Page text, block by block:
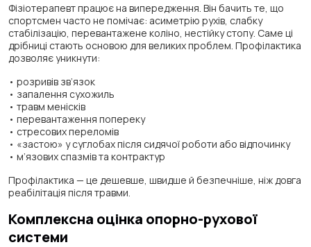
Фізіотерапевт працює на випередження. Він бачить те, що
спортсмен часто не помічає: асиметрію рухів, слабку
стабілізацію, перевантажене коліно, нестійку стопу. Саме ці
дрібниці стають основою для великих проблем. Профілактика
дозволяє уникнути:
• розривів зв’язок
• запалення сухожиль
• травм менісків
• перевантаження попереку
• стресових переломів
• «застою» у суглобах після сидячої роботи або відпочинку
• м’язових спазмів та контрактур
Профілактика — це дешевше, швидше й безпечніше, ніж довга
реабілітація після травми.
Комплексна оцінка опорно-рухової
системи